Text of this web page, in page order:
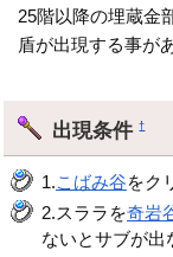
25階以降の埋蔵金
盾が出現する事が
出現条件†
1.こばみ谷をク
2.スララを奇岩
ないとサブが出